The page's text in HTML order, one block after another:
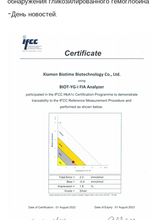
-День новостей.